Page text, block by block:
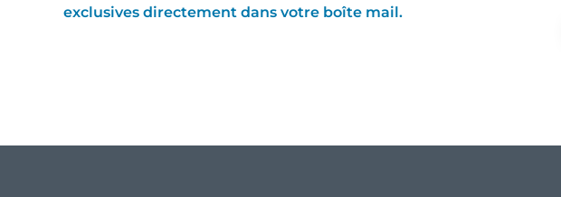
exclusives directement dans votre boîte mail.